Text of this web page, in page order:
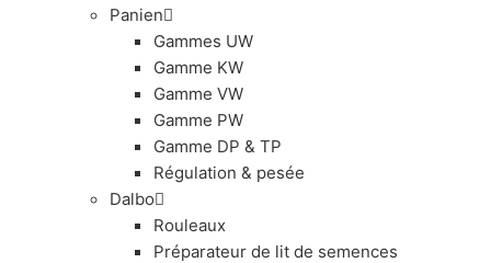
Panien
Gammes UW
Gamme KW
Gamme VW
Gamme PW
Gamme DP & TP
Régulation & pesée
Dalbo
Rouleaux
Préparateur de lit de semences